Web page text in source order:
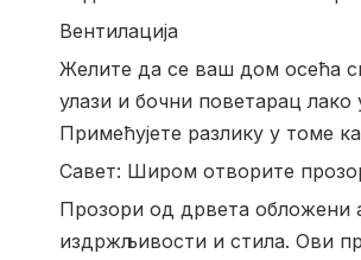
Вентилација
Желите да се ваш дом осећа
улази и бочни поветарац
Примећујете разлику у томе
Савет: Широм отворите
Прозори од дрвета обложени
издржљивости и стила. Ови